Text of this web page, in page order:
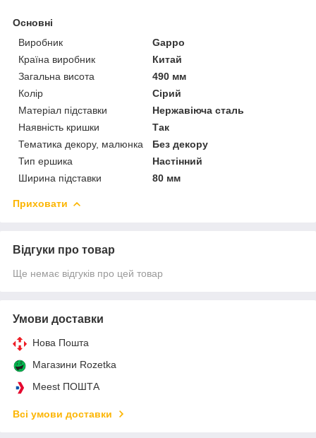
Основні
Виробник
Gappo
Країна виробник
Китай
Загальна висота
490 мм
Колір
Сірий
Матеріал підставки
Нержавіюча сталь
Наявність кришки
Так
Тематика декору, малюнка
Без декору
Тип ершика
Настінний
Ширина підставки
80 мм
Приховати
Відгуки про товар
Ще немає відгуків про цей товар
Умови доставки
Нова Пошта
Магазини Rozetka
Meest ПОШТА
Всі умови доставки